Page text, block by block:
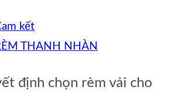
kết
THANH NHÀN
định chọn rèm vải cho